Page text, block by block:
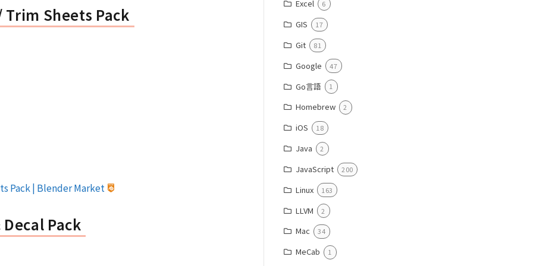
Trim Sheets Pack
Pack | Blender Market
Pack
Excel 6
GIS 17
Git 81
Google 47
Go言語 1
Homebrew 2
iOS 18
Java 2
JavaScript 200
Linux 163
LLVM 2
Mac 34
MeCab 1